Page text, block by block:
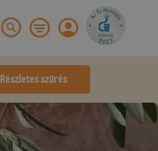
Részletes szűrés